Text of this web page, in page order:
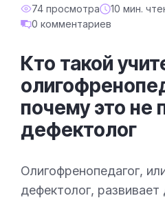
74 просмотра
10 мин.
0 комментариев
Кто такой
почему это не
дефектолог
Олигофренопедагог,
дефектолог,